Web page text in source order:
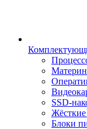
SSD-
Блоки